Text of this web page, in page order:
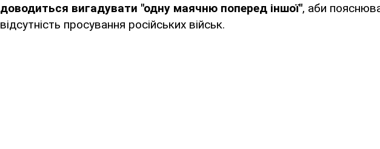
доводиться вигадувати "одну маячню поперед іншої", аби
відсутність просування російських військ.